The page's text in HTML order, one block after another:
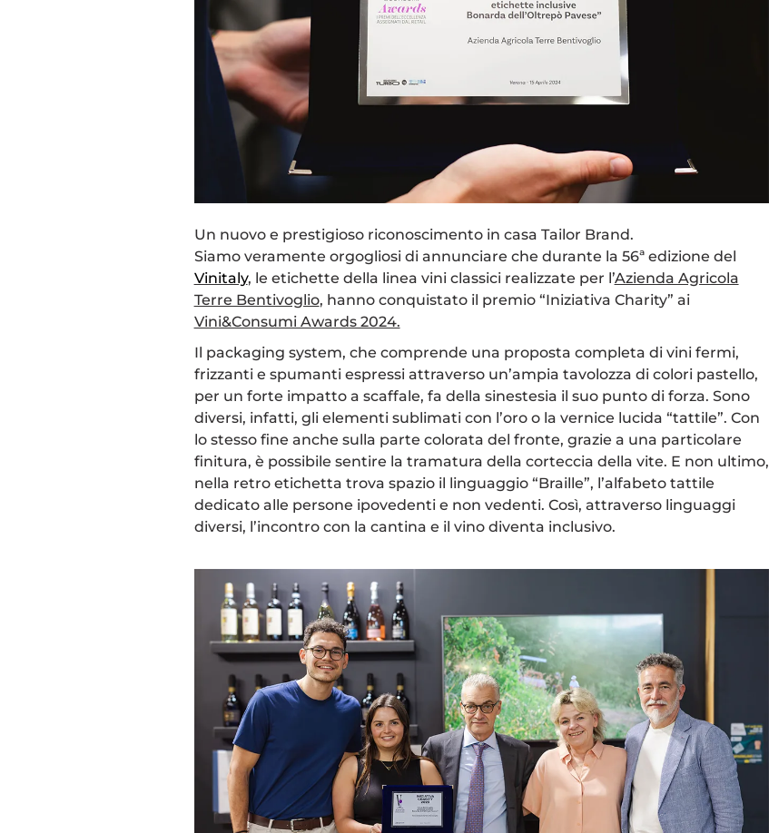
Un nuovo e prestigioso riconoscimento in casa Tailor Brand.
Siamo veramente orgogliosi di annunciare che durante la 56ª edizione del
Vinitaly, le etichette della linea vini classici realizzate per l’Azienda Agricola
Terre Bentivoglio, hanno conquistato il premio “Iniziativa Charity” ai
Vini&Consumi Awards 2024.
Il packaging system, che comprende una proposta completa di vini fermi,
frizzanti e spumanti espressi attraverso un’ampia tavolozza di colori pastello,
per un forte impatto a scaffale, fa della sinestesia il suo punto di forza. Sono
diversi, infatti, gli elementi sublimati con l’oro o la vernice lucida “tattile”. Con
lo stesso fine anche sulla parte colorata del fronte, grazie a una particolare
finitura, è possibile sentire la tramatura della corteccia della vite. E non ultimo,
nella retro etichetta trova spazio il linguaggio “Braille”, l’alfabeto tattile
dedicato alle persone ipovedenti e non vedenti. Così, attraverso linguaggi
diversi, l’incontro con la cantina e il vino diventa inclusivo.